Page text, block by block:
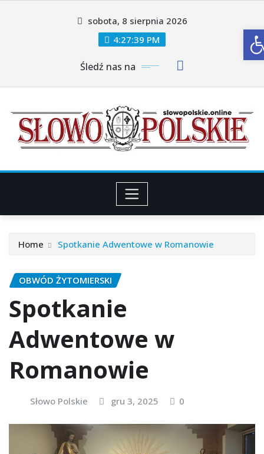
sobota, 8 sierpnia 2026
4:27:41 PM
Śledź nas na
Home Spotkanie Adwentowe w Romanowie
OBWÓD ŻYTOMIERSKI
Spotkanie
Adwentowe w
Romanowie
Słowo Polskie gru 3, 2025 0